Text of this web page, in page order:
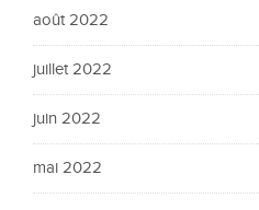
août 2022
juillet 2022
juin 2022
mai 2022